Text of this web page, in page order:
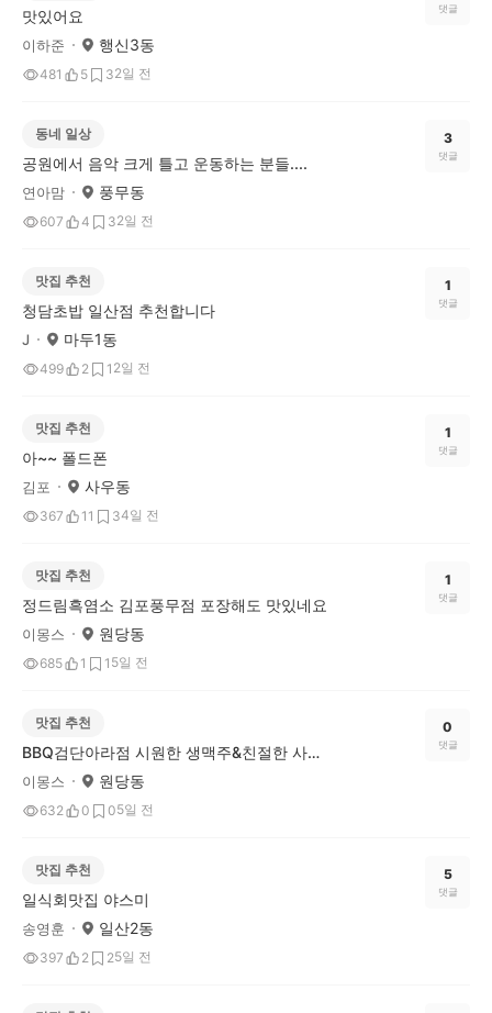
맛있어요
이하준 행신3동
481 5 32일 전
댓글
동네 일상
공원에서 음악 크게 틀고 운동하는 분들....
연아맘 풍무동
607 4 32일 전
3
댓글
맛집 추천
청담초밥 일산점 추천합니다
J 마두1동
499 2 1 2일 전
1
댓글
맛집 추천
아~~ 폴드폰
김포 사우동
367 11 34일 전
1
댓글
맛집 추천
정드림흑염소 김포풍무점 포장해도 맛있네요
이몽스 원당동
685 1 1 5일 전
1
댓글
맛집 추천
BBQ검단아라점 시원한 생맥주&친절한 사장님
이몽스 원당동
632 0 05일 전
0
댓글
맛집 추천
일식회맛집 야스미
송영훈 일산2동
397 2 25일 전
5
댓글